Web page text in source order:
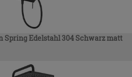
Edelstahl 304 Schwarz matt